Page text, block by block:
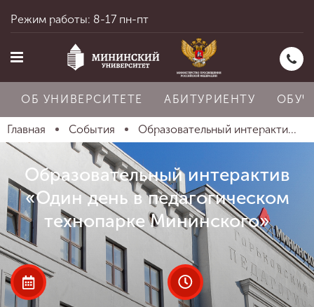
Главная
Об университете
Абитуриенту
Режим работы: 8-17 пн-пт
ОБ УНИВЕРСИТЕТЕ АБИТУРИЕНТУ
Главная События Образовательный интеракти...
Образовательный интерактив
«Один день в педагогическом
технопарке Мининского»